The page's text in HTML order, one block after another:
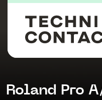
Roland Pro